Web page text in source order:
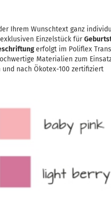
Ihrem Wunschtext ganz
Einzelstück für
erfolgt im Poliflex
Materialien zum
und nach Ökotex-100 zertifiziert